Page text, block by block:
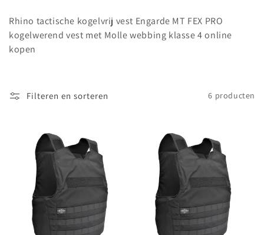
e
c
i
Rhino tactische kogelvrij vest Engarde MT FEX PRO
kogelwerend vest met Molle webbing klasse 4 online
kopen
Filteren en sorteren 6 producten